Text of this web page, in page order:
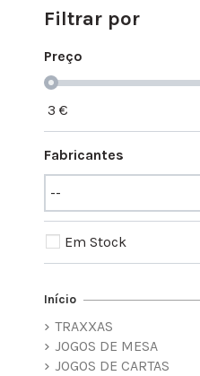
Filtrar por
Preço
3 €
Fabricantes
Em Stock
Início
TRAXXAS
JOGOS DE MESA
JOGOS DE CARTAS